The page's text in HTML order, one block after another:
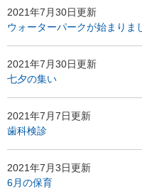
2021年7月30日更新
ウォーターパークが始まりま
2021年7月30日更新
七夕の集い
2021年7月7日更新
歯科検診
2021年7月3日更新
6月の保育